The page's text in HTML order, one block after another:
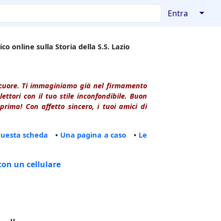
Entra ↓
online sulla Storia della S.S. Lazio
Ti immaginiamo già nel firmamento
con il tuo stile inconfondibile. Buon
Con affetto sincero, i tuoi amici di
scheda • Una pagina a caso • Le
un cellulare